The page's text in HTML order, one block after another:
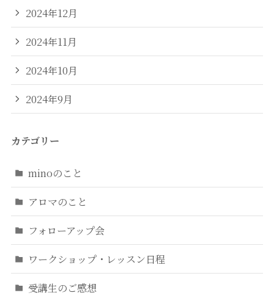
2024年12月
2024年11月
2024年10月
2024年9月
カテゴリー
minoのこと
アロマのこと
フォローアップ会
ワークショップ・レッスン日程
受講生のご感想